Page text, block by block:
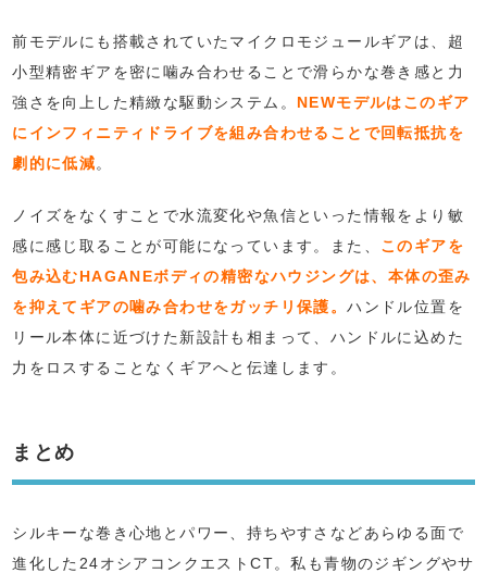
前モデルにも搭載されていたマイクロモジュールギアは、超
小型精密ギアを密に噛み合わせることで滑らかな巻き感と力
強さを向上した精緻な駆動システム。 NEWモデルはこのギア
にインフィニティドライブを組み合わせることで回転抵抗を
劇的に低減。
ノイズをなくすことで水流変化や魚信といった情報をより敏
感に感じ取ることが可能になっています。また、 このギアを
包み込むHAGANEボディの精密なハウジングは、本体の歪み
を抑えてギアの噛み合わせをガッチリ保護。ハンドル位置を
リール本体に近づけた新設計も相まって、ハンドルに込めた
力をロスすることなくギアへと伝達します。
まとめ
シルキーな巻き心地とパワー、持ちやすさなどあらゆる面で
進化した24オシアコンクエストCT。私も青物のジギングやサ